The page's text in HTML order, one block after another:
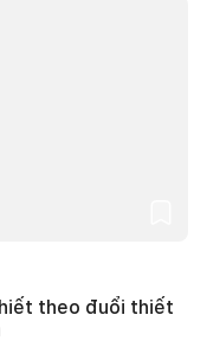
theo đuổi thiết